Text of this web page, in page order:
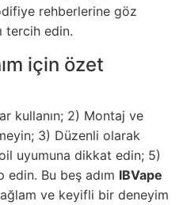
rehberlerine göz
tercih edin.
için özet
kullanın; 2) Montaj ve
3) Düzenli olarak
uyumuna dikkat edin; 5)
Bu beş adım IBVape
ve keyifli bir deneyim